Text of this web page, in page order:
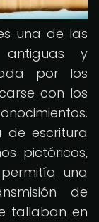
una de las
y
por los
con los
de escritura
pictóricos,
una
de
tallaban en